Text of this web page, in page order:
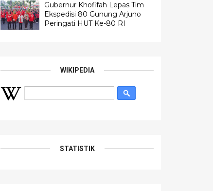
Gubernur Khofifah Lepas Tim
Ekspedisi 80 Gunung Arjuno
Peringati HUT Ke-80 RI
WIKIPEDIA
STATISTIK